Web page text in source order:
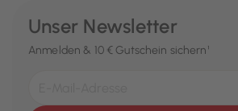
Unser Newsletter
Anmelden & 10 € Gutschein sichern¹